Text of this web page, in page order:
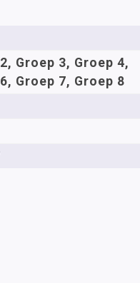
Groep 3, Groep 4,
Groep 7, Groep 8